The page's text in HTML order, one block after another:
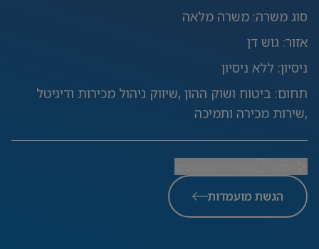
סוג משרה: משרה מלאה
אזור: גוש דן
ניסיון: ללא ניסיון
תחום: ביטוח ושוק ההון ,שיווק ניהול מכירות ודיגיטל
,שירות מכירה ותמיכה
הגשת מועמדות